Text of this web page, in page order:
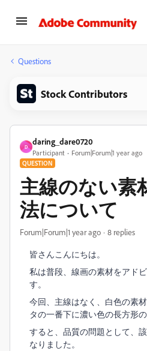
Questions
Stock Contributors
D
daring_dare0720
Participant Forum|Forum|1 year ago
QUESTION
主線のない素
法について
Forum|Forum|1 year ago 8 replies
皆さんこんにちは。
私は普段、線画の素材をアド
す。
今回、主線はなく、白色の素
タの一番下に濃い色の長方形
すると、品質の問題として、
なりました。